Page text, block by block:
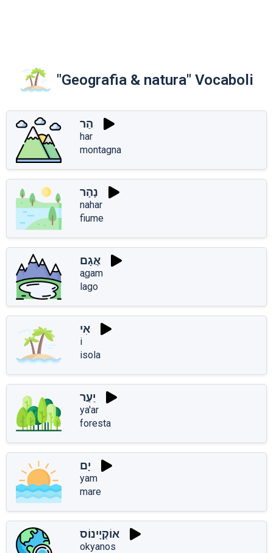
"Geografia & natura" Vocaboli
הַר
har
montagna
נָהָר
nahar
fiume
אֲגָם
aֲgam
lago
אִי
i
isola
יַעַר
ya'ar
foresta
יָם
yam
mare
אוֹקְיָינוֹס
okyanos